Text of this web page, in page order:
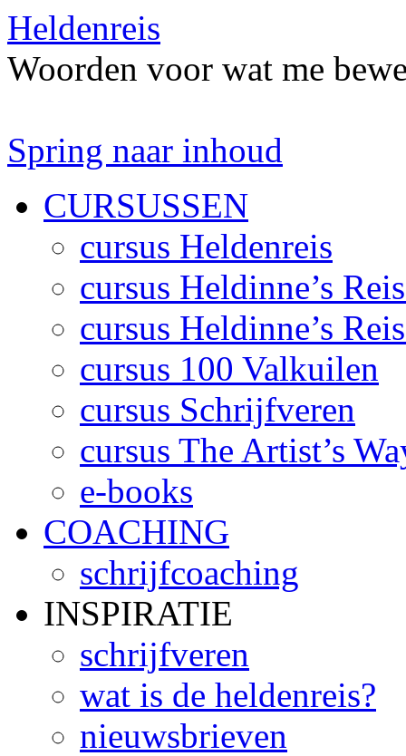
Heldenreis
Woorden voor wat me
Spring naar inhoud
CURSUSSEN
cursus Heldenreis
cursus Heldinne’s
cursus Heldinne’s
cursus 100 Valkuilen
cursus Schrijfveren
cursus The Artist’s
e-books
COACHING
schrijfcoaching
INSPIRATIE
schrijfveren
wat is de heldenreis?
nieuwsbrieven